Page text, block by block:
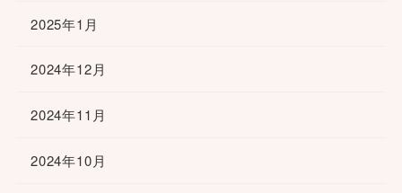
2025年1月
2024年12月
2024年11月
2024年10月